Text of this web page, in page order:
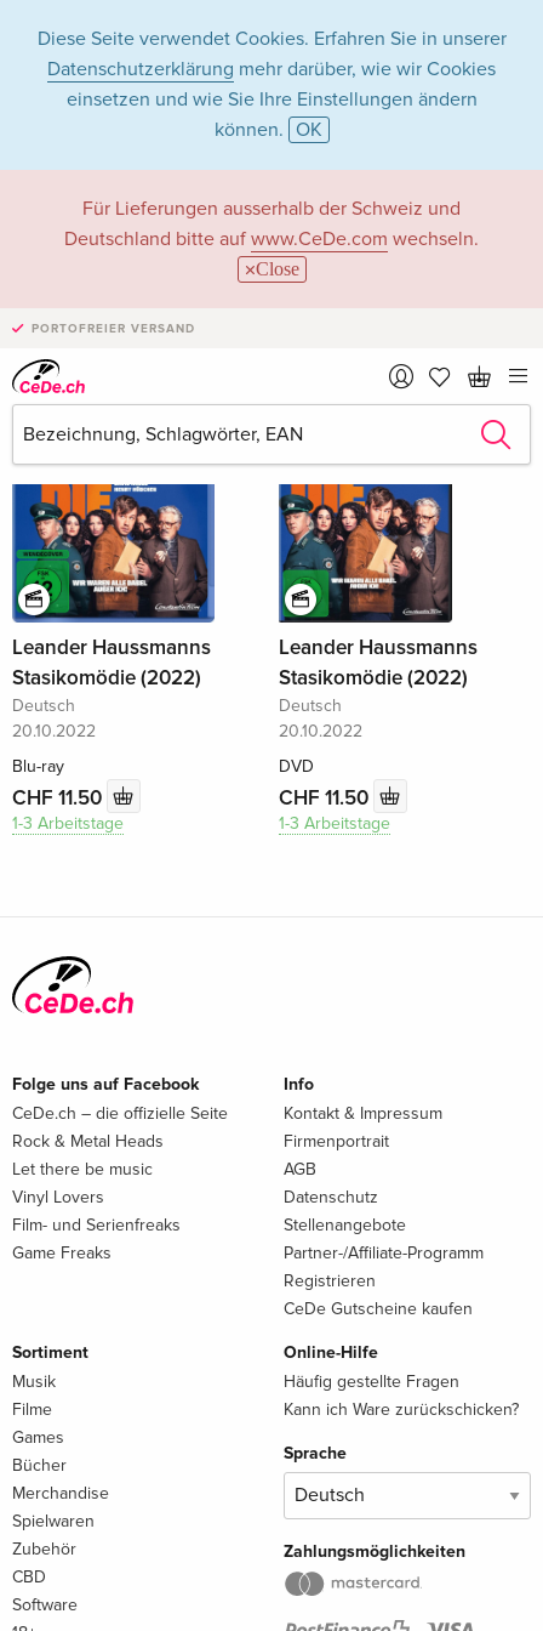
Diese Seite verwendet Cookies. Erfahren Sie in unserer
Datenschutzerklärung mehr darüber, wie wir Cookies
einsetzen und wie Sie Ihre Einstellungen ändern
können. OK
Für Lieferungen ausserhalb der Schweiz und
Deutschland bitte auf www.CeDe.com wechseln.
Close
PORTOFREIER VERSAND
Ralf Dittrich
Ralf Dittrich als Schauspieler/in
Leander Haussmanns
Stasikomödie (2022)
Deutsch
20.10.2022
Blu-ray
CHF 11.50
1-3 Arbeitstage
Leander Haussmanns
Stasikomödie (2022)
Deutsch
20.10.2022
DVD
CHF 11.50
1-3 Arbeitstage
Folge uns auf Facebook
CeDe.ch – die offizielle Seite
Rock & Metal Heads
Let there be music
Vinyl Lovers
Film- und Serienfreaks
Game Freaks
Info
Kontakt & Impressum
Firmenportrait
AGB
Datenschutz
Stellenangebote
Partner-/Affiliate-Programm
Registrieren
CeDe Gutscheine kaufen
Sortiment
Musik
Filme
Games
Bücher
Merchandise
Spielwaren
Zubehör
CBD
Software
Online-Hilfe
Häufig gestellte Fragen
Kann ich Ware zurückschicken?
Sprache
Zahlungsmöglichkeiten